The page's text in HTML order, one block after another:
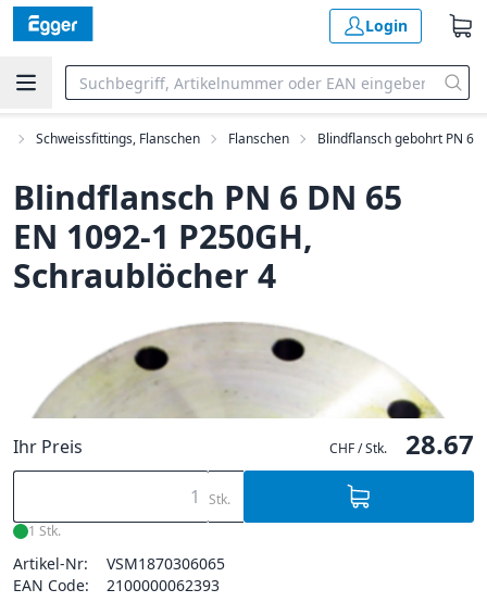
Login
Schweissfittings, Flanschen Flanschen Blindflansch gebohrt PN 6
Blindflansch PN 6 DN 65
EN 1092-1 P250GH,
Schraublöcher 4
Ihr Preis CHF / Stk. 28.67
Stk.
1 Stk.
Artikel-Nr:
VSM1870306065
EAN Code:
2100000062393